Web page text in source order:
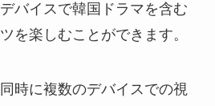
バイスで韓国ドラマを含む
を楽しむことができます。
時に複数のデバイスでの視